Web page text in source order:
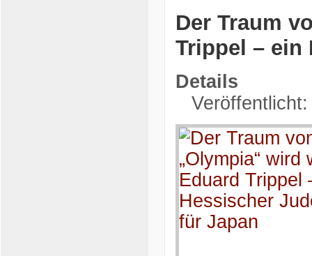
Der Traum
Trippel – ein
Details